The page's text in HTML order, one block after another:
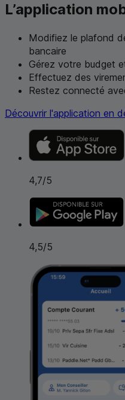
L’application
Modifiez le plafond
bancaire
Gérez votre budget
Effectuez des
Restez connecté
Découvrir l'application en
4,7/5
4,5/5